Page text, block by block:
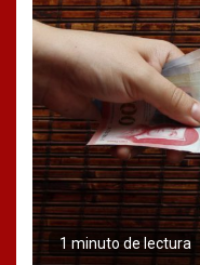
1 minuto de lectura